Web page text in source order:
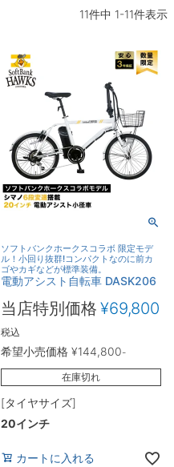
11件中 1-11件表示
ソフトバンクホークスコラボ 限定モデ
ル！小回り抜群!コンパクトなのに前カ
ゴやカギなどが標準装備。
電動アシスト自転車 DASK206
希望小売価格 ¥144,800-
当店特別価格 ¥69,800
税込
在庫切れ
[タイヤサイズ]
20インチ
カートに入れる